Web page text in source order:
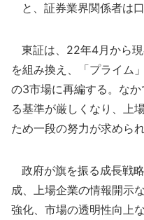
と、証券業界関係者は口
東証は、22年4月から
を組み換え、「プライム
の3市場に再編する。な
る基準が厳しくなり、上
ため一段の努力が求められ
政府が旗を振る成長戦
成、上場企業の情報開示
強化、市場の透明性向上